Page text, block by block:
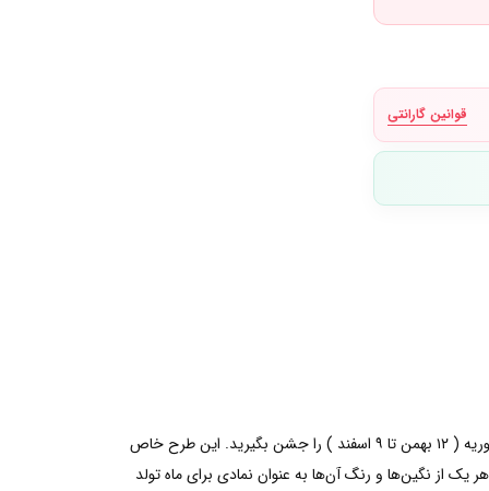
قوانین گارانتی
با اضافه کردن حلقه دایره‌ی ابدی نگین‌دار پاندورا به استایل خود رنگ و شخصیتی جدید ببخشید. شما میتوانید با این حلقه زیبا، تولدی در ماه فوریه ( ۱۲ بهمن تا ۹ اسفند ) را جشن بگیرید. این طرح خاص
از نگین‌ها و رنگ آن‌ها به عنوان نمادی برای ماه تولد